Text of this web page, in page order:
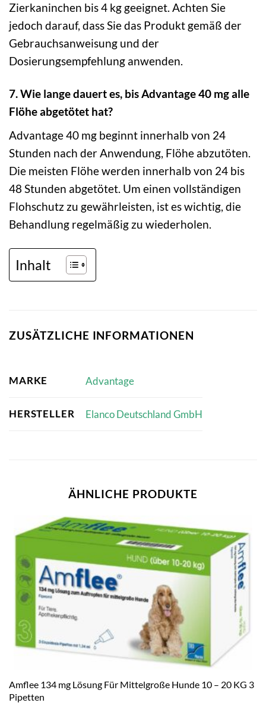
Zierkaninchen bis 4 kg geeignet. Achten Sie
jedoch darauf, dass Sie das Produkt gemäß der
Gebrauchsanweisung und der
Dosierungsempfehlung anwenden.
7. Wie lange dauert es, bis Advantage 40 mg alle
Flöhe abgetötet hat?
Advantage 40 mg beginnt innerhalb von 24
Stunden nach der Anwendung, Flöhe abzutöten.
Die meisten Flöhe werden innerhalb von 24 bis
48 Stunden abgetötet. Um einen vollständigen
Flohschutz zu gewährleisten, ist es wichtig, die
Behandlung regelmäßig zu wiederholen.
Inhalt
ZUSÄTZLICHE INFORMATIONEN
MARKE Advantage
HERSTELLER Elanco Deutschland GmbH
ÄHNLICHE PRODUKTE
Amflee 134 mg Lösung Für Mittelgroße Hunde 10 – 20 KG 3
Pipetten